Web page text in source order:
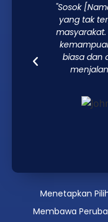
"Sosok
yang tak
biasa dan
Menetapkan
Membawa